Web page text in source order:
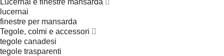
lucernai
finestre per mansarda
Tegole, colmi e accessori
tegole canadesi
tegole trasparenti